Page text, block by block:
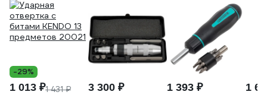
-29%
1 013 ₽1 431 ₽ 3 300 ₽ 1 393 ₽ 1